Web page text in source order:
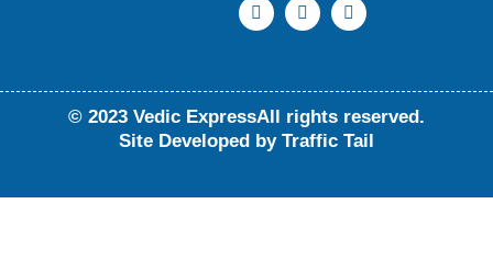
© 2023 Vedic ExpressAll rights reserved.
Site Developed by Traffic Tail